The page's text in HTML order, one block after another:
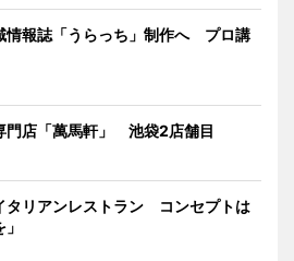
情報誌「うらっち」制作へ プロ講
門店「萬馬軒」 池袋2店舗目
タリアンレストラン コンセプトは